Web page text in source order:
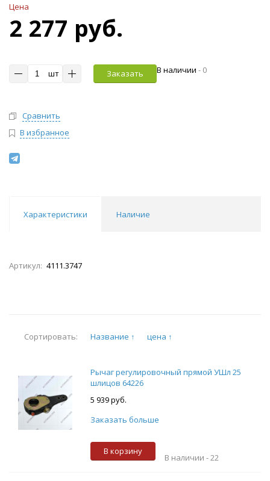
Цена
2 277 руб.
шт Заказать В наличии - 0
Сравнить
В избранное
Характеристики Наличие
Артикул: 4111.3747
Сортировать: Название ↑ цена ↑
Рычаг регулировочный прямой УШл 25
шлицов 64226
5 939 руб.
Заказать больше
В корзину
В наличии -22